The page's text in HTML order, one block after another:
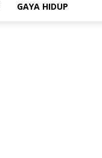
GAYA HIDUP